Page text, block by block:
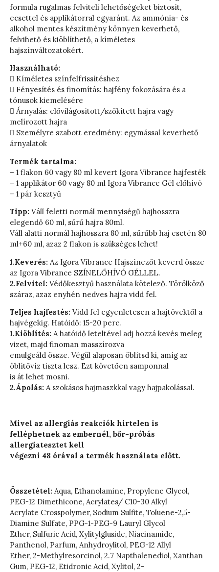
formula rugalmas felviteli lehetőségeket biztosít,
ecsettel és applikátorral egyaránt. Az ammónia- és
alkohol mentes készítmény könnyen keverhető,
felvihető és kiöblíthető, a kíméletes
hajszínváltozatokért.
Használható:
 Kíméletes színfelfrissítéshez
 Fényesítés és finomítás: hajfény fokozására és a
tónusok kiemelésére
 Árnyalás: elővilágosított/szőkített hajra vagy
melírozott hajra
 Személyre szabott eredmény: egymással keverhető
árnyalatok
Termék tartalma:
– 1 flakon 60 vagy 80 ml kevert Igora Vibrance hajfesték
– 1 applikátor 60 vagy 80 ml Igora Vibrance Gél előhívó
– 1 pár kesztyű
Tipp: Váll feletti normál mennyiségű hajhosszra
elegendő 60 ml, sűrű hajra 80ml.
Váll alatti normál hajhosszra 80 ml, sűrűbb haj esetén 80
ml+60 ml, azaz 2 flakon is szükséges lehet!
1.Keverés: Az Igora Vibrance Hajszínezőt keverd össze
az Igora Vibrance SZÍNELŐHÍVÓ GÉLLEL.
2.Felvitel: Védőkesztyű használata kötelező. Törölköző
száraz, azaz enyhén nedves hajra vidd fel.
Teljes hajfestés: Vidd fel egyenletesen a hajtövektől a
hajvégekig. Hatóidő: 15-20 perc.
1.Kiöblítés: A hatóidő leteltével adj hozzá kevés meleg
vizet, majd finoman masszírozva
emulgeáld össze. Végül alaposan öblítsd ki, amíg az
öblítővíz tiszta lesz. Ezt követően samponnal
is át lehet mosni.
2.Ápolás: A szokásos hajmaszkkal vagy hajpakolással.
Mivel az allergiás reakciók hirtelen is
felléphetnek az embernél, bőr-próbás
allergiatesztet kell
végezni 48 órával a termék használata előtt.
Összetétel: Aqua, Ethanolamine, Propylene Glycol,
PEG-12 Dimethicone, Acrylates/ C10-30 Alkyl
Acrylate Crosspolymer, Sodium Sulfite, Toluene-2,5-
Diamine Sulfate, PPG-1-PEG-9 Lauryl Glycol
Ether, Sulfuric Acid, Xylitylgluside, Niacinamide,
Panthenol, Parfum, Anhydroylitol, PEG-12 Allyl
Ether, 2-Methylresorcinol, 2.7 Napthalenediol, Xanthan
Gum, PEG-12, Etidronic Acid, Xylitol, 2-